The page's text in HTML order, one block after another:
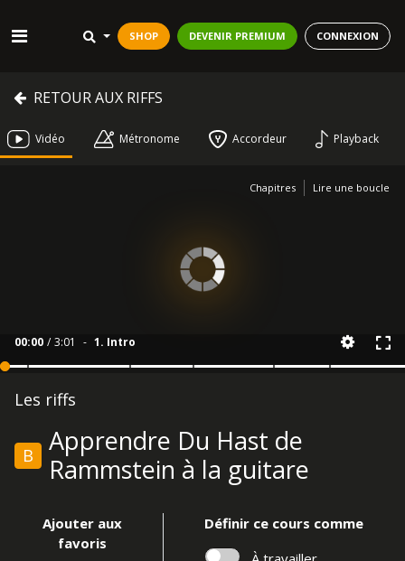
SHOP DEVENIR PREMIUM CONNEXION
RETOUR AUX RIFFS
Vidéo Métronome Accordeur Playback
Chapitres Lire une boucle
00:00 / 3:01 - 1. Intro
Les riffs
B
Apprendre Du Hast de
Rammstein à la guitare
Ajouter aux
favoris
Définir ce cours comme